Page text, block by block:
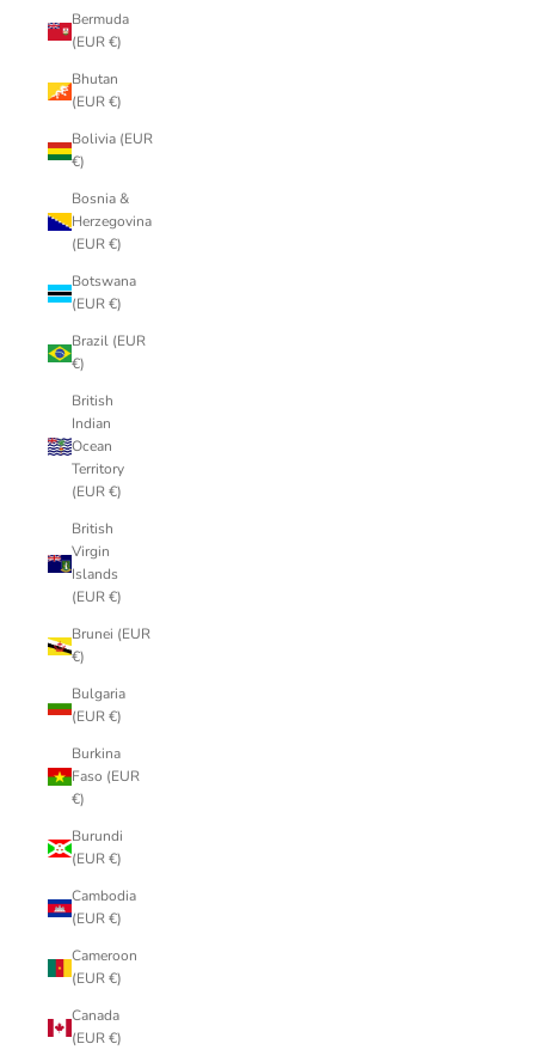
Bermuda
(EUR €)
Bhutan
(EUR €)
Bolivia (EUR
€)
Bosnia &
Herzegovina
(EUR €)
Botswana
(EUR €)
Brazil (EUR
€)
British
Indian
Ocean
Territory
(EUR €)
British
Virgin
Islands
(EUR €)
Brunei (EUR
€)
Bulgaria
(EUR €)
Burkina
Faso (EUR
€)
Burundi
(EUR €)
Cambodia
(EUR €)
Cameroon
(EUR €)
Canada
(EUR €)